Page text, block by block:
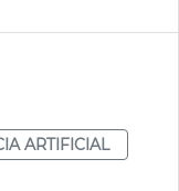
ARTIFICIAL